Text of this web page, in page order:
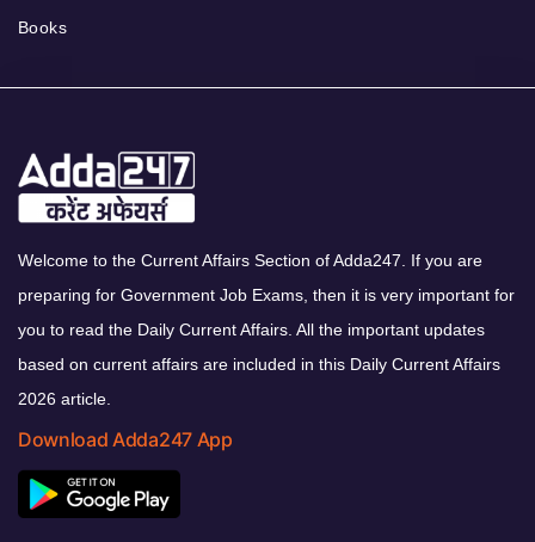
Books
Welcome to the Current Affairs Section of Adda247. If you are
preparing for Government Job Exams, then it is very important for
you to read the Daily Current Affairs. All the important updates
based on current affairs are included in this Daily Current Affairs
2026 article.
Download Adda247 App